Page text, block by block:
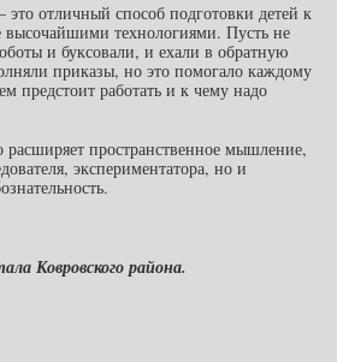
это отличный способ подготовки детей к
технологиями. Пусть не
и буксовали, и ехали в обратную
приказы, но это помогало каждому
предстоит работать и к чему надо
расширяет пространственное мышление,
экспериментатора, но и
Ковровского района.